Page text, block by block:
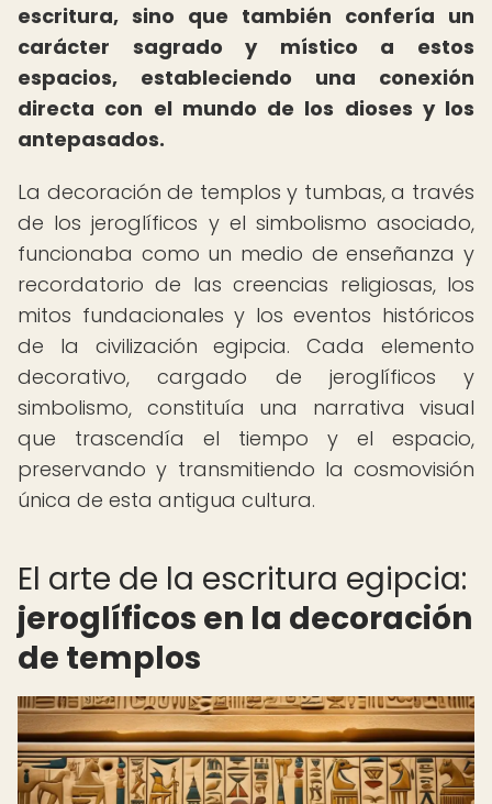
escritura, sino que también confería un
carácter sagrado y místico a estos
espacios, estableciendo una conexión
directa con el mundo de los dioses y los
antepasados.
La decoración de templos y tumbas, a través
de los jeroglíficos y el simbolismo asociado,
funcionaba como un medio de enseñanza y
recordatorio de las creencias religiosas, los
mitos fundacionales y los eventos históricos
de la civilización egipcia. Cada elemento
decorativo, cargado de jeroglíficos y
simbolismo, constituía una narrativa visual
que trascendía el tiempo y el espacio,
preservando y transmitiendo la cosmovisión
única de esta antigua cultura.
El arte de la escritura egipcia:
jeroglíficos en la decoración
de templos